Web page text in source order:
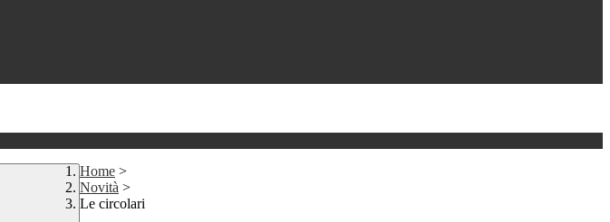
Home >
Novità >
Le circolari